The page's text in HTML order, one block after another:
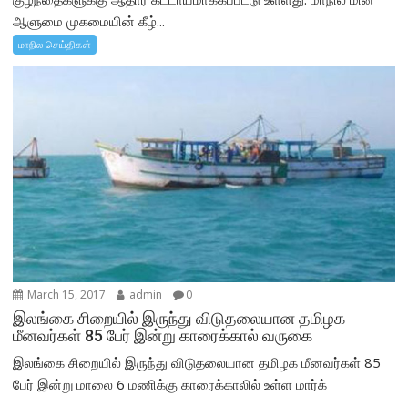
ஆளுமை முகமையின் கீழ்...
மாநில செய்திகள்
March 15, 2017 admin 0
இலங்கை சிறையில் இருந்து விடுதலையான தமிழக
மீனவர்கள் 85 பேர் இன்று காரைக்கால் வருகை
இலங்கை சிறையில் இருந்து விடுதலையான தமிழக மீனவர்கள் 85
பேர் இன்று மாலை 6 மணிக்கு காரைக்காலில் உள்ள மார்க்